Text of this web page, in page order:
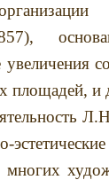
площадей, и
многих